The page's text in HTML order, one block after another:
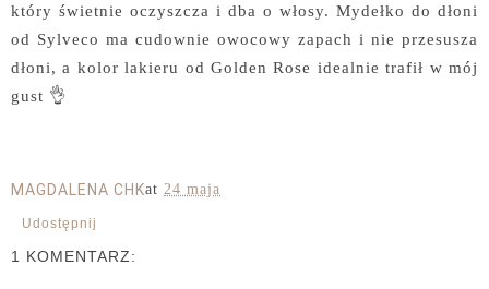
który świetnie oczyszcza i dba o włosy. Mydełko do dłoni
od Sylveco ma cudownie owocowy zapach i nie przesusza
dłoni, a kolor lakieru od Golden Rose idealnie trafił w mój
gust 👌
MAGDALENA CHKat 24 maja
Udostępnij
1 KOMENTARZ: